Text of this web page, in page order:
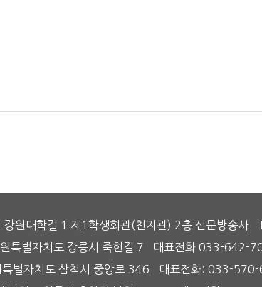
강원대학길 1 제1학생회관(천지관) 2층 신문방송사
특별자치도 강릉시 죽헌길 7 대표전화 033-642-
별자치도 삼척시 중앙로 346 대표전화: 033-